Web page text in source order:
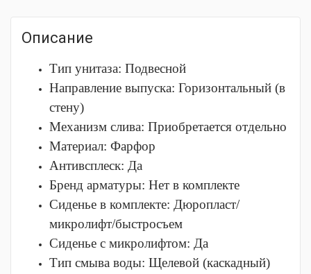
Описание
Тип унитаза: Подвесной
Направление выпуска: Горизонтальный (в
стену)
Механизм слива: Приобретается отдельно
Материал: Фарфор
Антивсплеск: Да
Бренд арматуры: Нет в комплекте
Сиденье в комплекте: Дюропласт/
микролифт/быстросъем
Сиденье с микролифтом: Да
Тип смыва воды: Щелевой (каскадный)